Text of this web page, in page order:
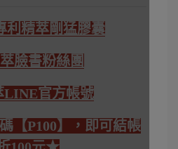
利精萃剛猛膠囊
臉書粉絲團
LINE官方帳號
【P100】，即可結帳